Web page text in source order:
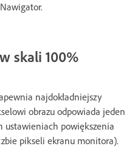
skali 100%
najdokładniejszy
obrazu odpowiada jeden
ustawieniach powiększenia
pikseli ekranu monitora).